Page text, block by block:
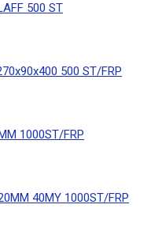
500 ST
500 ST/FRP
1000ST/FRP
40MY 1000ST/FRP